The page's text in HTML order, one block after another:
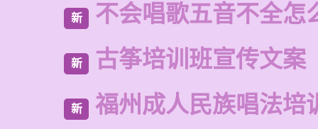
新 不会唱歌五音不全怎
新 古筝培训班宣传文案
新 福州成人民族唱法培